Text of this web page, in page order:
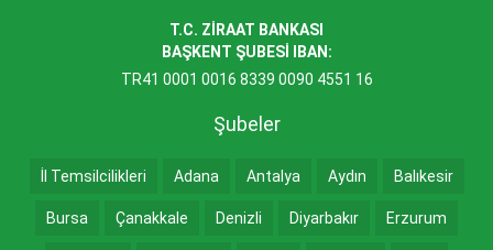
T.C. ZİRAAT BANKASI
BAŞKENT ŞUBESİ IBAN:
TR41 0001 0016 8339 0090 4551 16
Şubeler
İl Temsilcilikleri Adana Antalya Aydın Balıkesir
Bursa Çanakkale Denizli Diyarbakır Erzurum